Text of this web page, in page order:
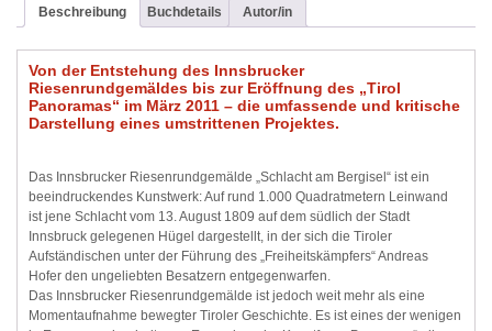
Beschreibung Buchdetails Autor/in
Von der Entstehung des Innsbrucker
Riesenrundgemäldes bis zur Eröffnung des „Tirol
Panoramas“ im März 2011 – die umfassende und kritische
Darstellung eines umstrittenen Projektes.
Das Innsbrucker Riesenrundgemälde „Schlacht am Bergisel“ ist ein
beeindruckendes Kunstwerk: Auf rund 1.000 Quadratmetern Leinwand
ist jene Schlacht vom 13. August 1809 auf dem südlich der Stadt
Innsbruck gelegenen Hügel dargestellt, in der sich die Tiroler
Aufständischen unter der Führung des „Freiheitskämpfers“ Andreas
Hofer den ungeliebten Besatzern entgegenwarfen.
Das Innsbrucker Riesenrundgemälde ist jedoch weit mehr als eine
Momentaufnahme bewegter Tiroler Geschichte. Es ist eines der wenigen